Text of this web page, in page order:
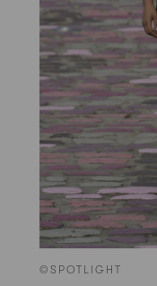
©SPOTLIGHT